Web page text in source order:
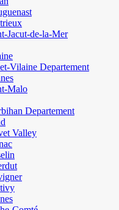
Jacut-de-la-Mer
Vilaine Departement
Malo
Departement
Valley